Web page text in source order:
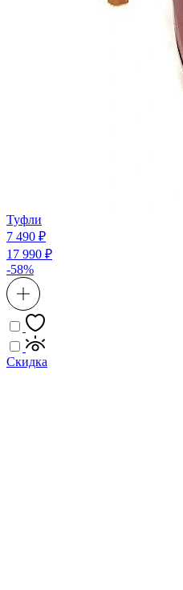
Туфли
7 490 ₽
17 990 ₽
-58%
Скидка